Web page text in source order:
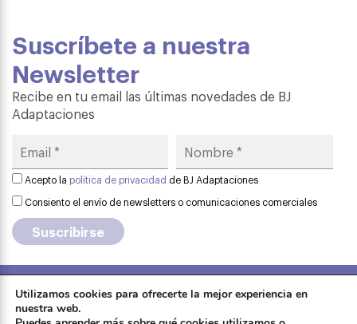
Suscríbete a nuestra
Newsletter
Recibe en tu email las últimas novedades de BJ
Adaptaciones
Acepto la política de privacidad de BJ Adaptaciones
Consiento el envío de newsletters o comunicaciones comerciales
Formación
Utilizamos cookies para ofrecerte la mejor experiencia en
nuestra web.